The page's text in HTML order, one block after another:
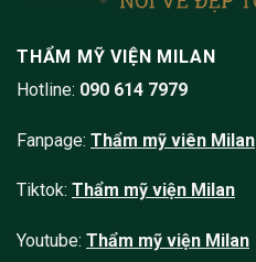
THẨM MỸ VIỆN MILAN
Hotline: 090 614 7979
Fanpage: Thẩm mỹ viên Milan
Tiktok: Thẩm mỹ viện Milan
Youtube: Thẩm mỹ viện Milan